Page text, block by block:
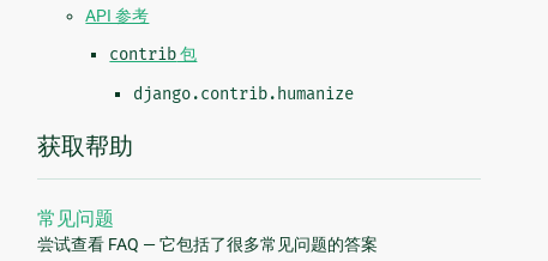
API 参考
contrib包
django.contrib.humanize
获取帮助
常见问题
尝试查看 FAQ — 它包括了很多常见问题的答案